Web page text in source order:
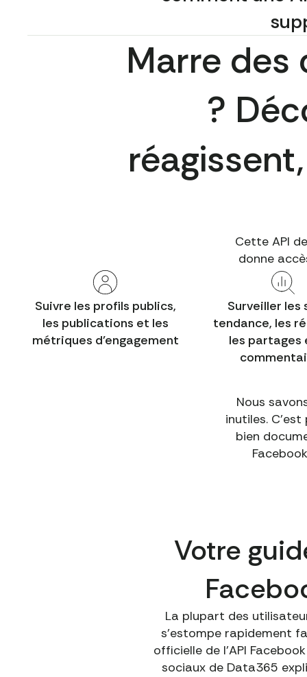
Marre des
?
Cette API
donne
Suivre les profils publics,
les publications et les
métriques d'engagement
Surveiller les
tendance, les
les partages
Nous
inutiles.
bien
Votre
La plupart des
s'estompe rapidement
officielle de l'API
sociaux de Data365